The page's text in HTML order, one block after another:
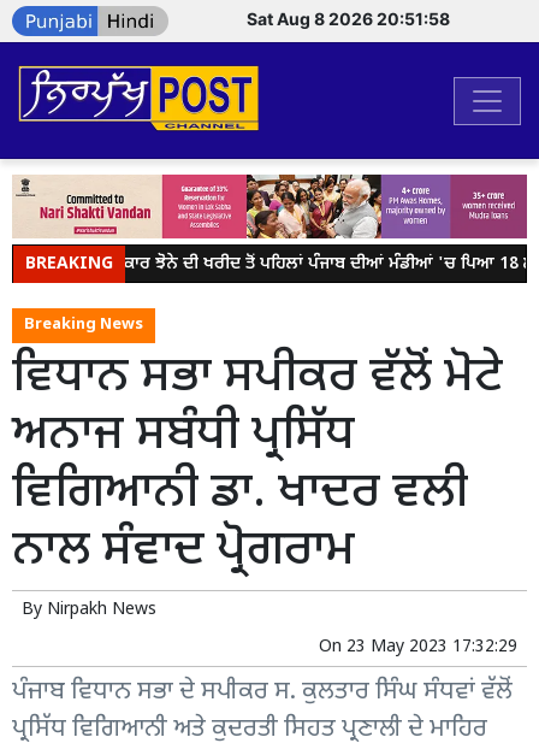
Sat Aug 8 2026 20:51:58
BREAKING
ਕੇਂਦਰ ਸਰਕਾਰ ਝੋਨੇ ਦੀ ਖਰੀਦ ਤੋਂ ਪਹਿਲਾਂ ਪੰਜਾਬ ਦੀਆਂ ਮੰਡੀਆਂ 'ਚ ਪਿਆ 18 ਲੱਖ
Breaking News
ਵਿਧਾਨ ਸਭਾ ਸਪੀਕਰ ਵੱਲੋਂ ਮੋਟੇ
ਅਨਾਜ ਸਬੰਧੀ ਪ੍ਰਸਿੱਧ
ਵਿਗਿਆਨੀ ਡਾ. ਖਾਦਰ ਵਲੀ
ਨਾਲ ਸੰਵਾਦ ਪ੍ਰੋਗਰਾਮ
By Nirpakh News
On 23 May 2023 17:32:29
ਪੰਜਾਬ ਵਿਧਾਨ ਸਭਾ ਦੇ ਸਪੀਕਰ ਸ. ਕੁਲਤਾਰ ਸਿੰਘ ਸੰਧਵਾਂ ਵੱਲੋਂ
ਪ੍ਰਸਿੱਧ ਵਿਗਿਆਨੀ ਅਤੇ ਕੁਦਰਤੀ ਸਿਹਤ ਪ੍ਰਣਾਲੀ ਦੇ ਮਾਹਿਰ